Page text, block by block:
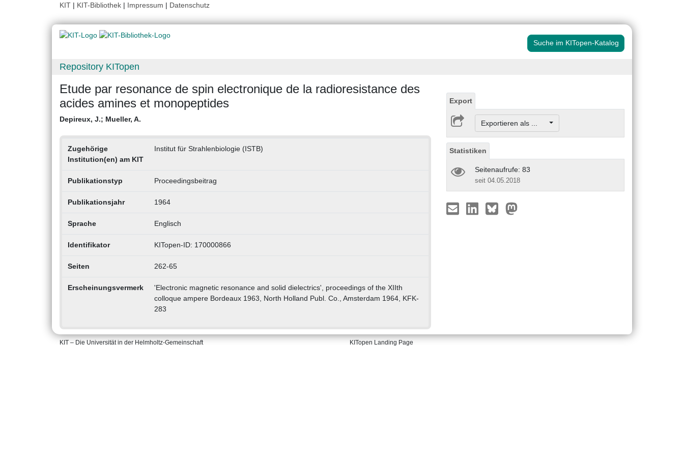
KIT | KIT-Bibliothek | Impressum | Datenschutz
Suche im KITopen-Katalog
Repository KITopen
Etude par resonance de spin electronique de la radioresistance des
acides amines et monopeptides
Depireux, J.; Mueller, A.
Zugehörige
Institution(en) am KIT
Institut für Strahlenbiologie (ISTB)
Publikationstyp Proceedingsbeitrag
Publikationsjahr 1964
Sprache Englisch
Identifikator KITopen-ID: 170000866
Seiten 262-65
Erscheinungsvermerk
'Electronic magnetic resonance and solid dielectrics', proceedings of the XIIth
colloque ampere Bordeaux 1963, North Holland Publ. Co., Amsterdam 1964, KFK-
283
Export
Exportieren als ...
Statistiken
Seitenaufrufe: 83
seit 04.05.2018
KIT – Die Universität in der Helmholtz-Gemeinschaft KITopen Landing Page